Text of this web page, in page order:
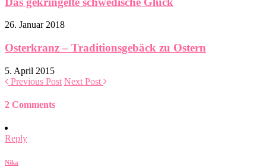
26. Januar 2018
Osterkranz – Traditionsgebäck zu Ostern
5. April 2015
Previous Post Next Post
2 Comments
Reply
Nika